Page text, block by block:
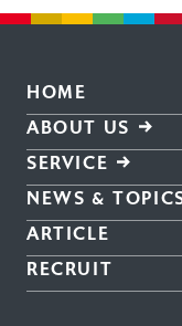
HOME
ABOUT US
SERVICE
NEWS &
ARTICLE
RECRUIT